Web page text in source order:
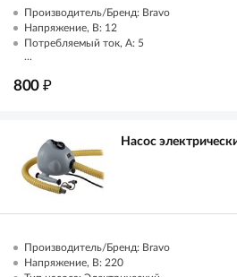
Производитель/Бренд: Bravo
Напряжение, В: 12
Потребляемый ток, А: 5
...
800 ₽
Насос
Производитель/Бренд: Bravo
Напряжение, В: 220